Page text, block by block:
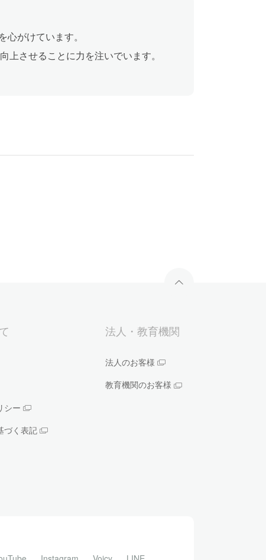
がけています。
させることに力を注いでいます。
シー
づく表記
法人・教育機関
法人のお客様
教育機関のお客様